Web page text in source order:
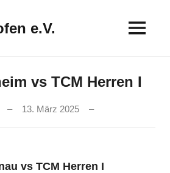
e.V.
vs TCM Herren I
13. März 2025
vs TCM Herren I